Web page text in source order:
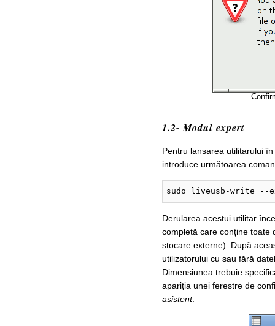
1.2- Modul expert
Pentru lansarea utilitarului
introduce următoarea
sudo liveusb-write --
Derularea acestui utilitar
completă care conține toate
stocare externe). După
utilizatorului cu sau fără
Dimensiunea trebuie
apariția unei ferestre de
asistent.